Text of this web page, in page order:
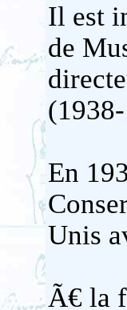
Il est
de
En
Unis
Ã€ la